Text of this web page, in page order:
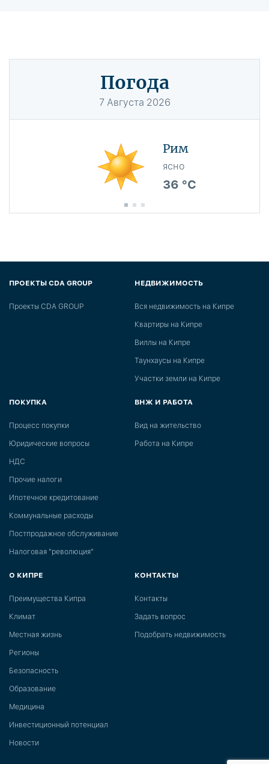
Погода
7 Августа 2026
Рим
ясно
36 °C
ПРОЕКТЫ CDA GROUP
Проекты CDA GROUP
НЕДВИЖИМОСТЬ
Вся недвижимость на Кипре
Квартиры на Кипре
Виллы на Кипре
Таунхаусы на Кипре
Участки земли на Кипре
ПОКУПКА
Процесс покупки
Юридические вопросы
НДС
Прочие налоги
Ипотечное кредитование
Коммунальные расходы
Постпродажное обслуживание
Налоговая "революция"
ВНЖ И РАБОТА
Вид на жительство
Работа на Кипре
О КИПРЕ
Преимущества Кипра
Климат
Местная жизнь
Регионы
Безопасность
Образование
Медицина
Инвестиционный потенциал
Новости
КОНТАКТЫ
Контакты
Задать вопрос
Подобрать недвижимость